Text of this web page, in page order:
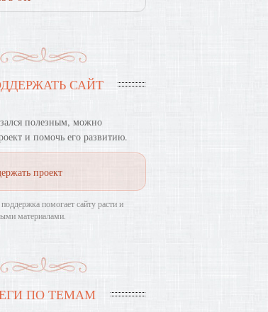
САЙТ
полезным, можно
и помочь его развитию.
проект
помогает сайту расти и
материалами.
ПО ТЕМАМ